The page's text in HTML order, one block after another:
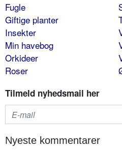
Fugle
Giftige planter
Insekter
Min havebog
Orkideer
Roser
Tilmeld nyhedsmail her
Nyeste kommentarer